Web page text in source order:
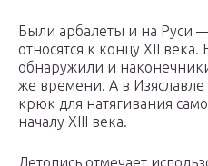
Были арбалеты и на Руси
относятся к концу XII
обнаружили и
же времени. А в Изяславле
крюк для натягивания
началу XIII века.
Летопись отмечает